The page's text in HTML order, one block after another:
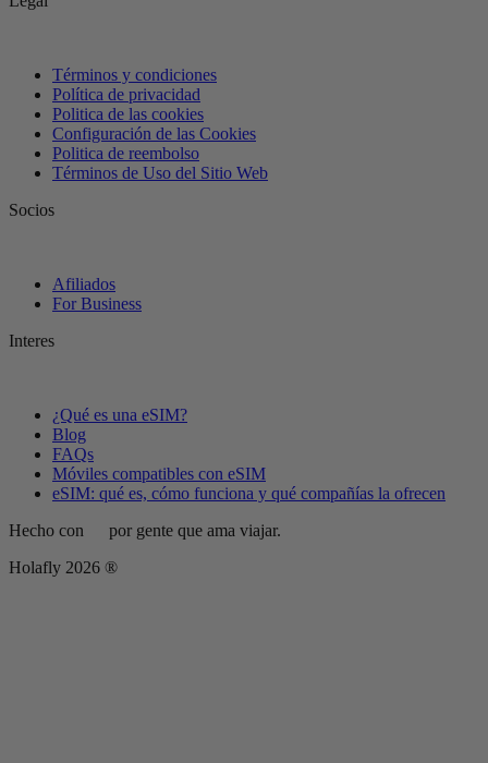
Términos y condiciones
Política de privacidad
Politica de las cookies
Configuración de las Cookies
Politica de reembolso
Términos de Uso del Sitio Web
Socios
Afiliados
For Business
Interes
¿Qué es una eSIM?
Blog
FAQs
Móviles compatibles con eSIM
eSIM: qué es, cómo funciona y qué compañías la ofrecen
Hecho con
por gente que ama viajar.
Holafly 2026 ®